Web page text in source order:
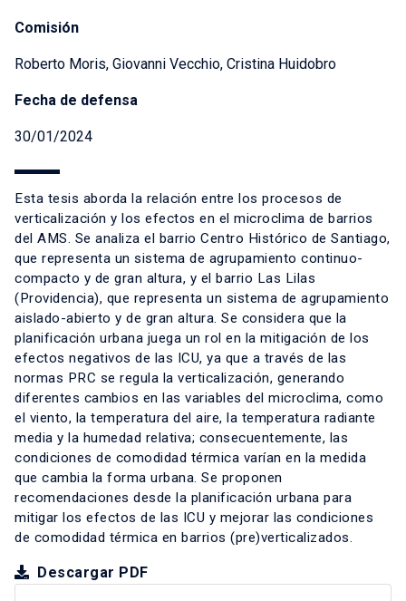
Comisión
Roberto Moris, Giovanni Vecchio, Cristina Huidobro
Fecha de defensa
30/01/2024
Esta tesis aborda la relación entre los procesos de
verticalización y los efectos en el microclima de barrios
del AMS. Se analiza el barrio Centro Histórico de Santiago,
que representa un sistema de agrupamiento continuo-
compacto y de gran altura, y el barrio Las Lilas
(Providencia), que representa un sistema de agrupamiento
aislado-abierto y de gran altura. Se considera que la
planificación urbana juega un rol en la mitigación de los
efectos negativos de las ICU, ya que a través de las
normas PRC se regula la verticalización, generando
diferentes cambios en las variables del microclima, como
el viento, la temperatura del aire, la temperatura radiante
media y la humedad relativa; consecuentemente, las
condiciones de comodidad térmica varían en la medida
que cambia la forma urbana. Se proponen
recomendaciones desde la planificación urbana para
mitigar los efectos de las ICU y mejorar las condiciones
de comodidad térmica en barrios (pre)verticalizados.
Descargar PDF